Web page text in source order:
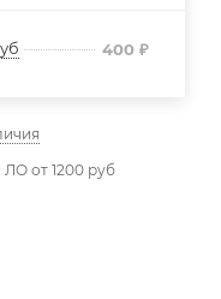
400 ₽
от 1200 руб